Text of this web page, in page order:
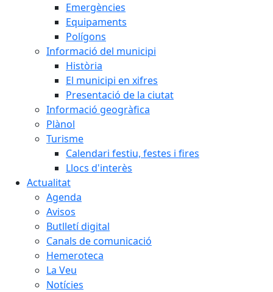
Emergències
Equipaments
Polígons
Informació del municipi
Història
El municipi en xifres
Presentació de la ciutat
Informació geogràfica
Plànol
Turisme
Calendari festiu, festes i fires
Llocs d'interès
Actualitat
Agenda
Avisos
Butlletí digital
Canals de comunicació
Hemeroteca
La Veu
Notícies